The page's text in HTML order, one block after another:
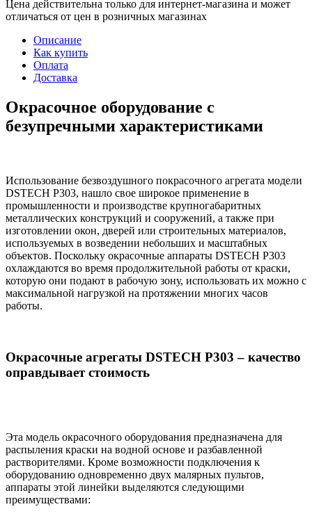
Цена действительна только для интернет-магазина и может
отличаться от цен в розничных магазинах
Описание
Как купить
Оплата
Доставка
Окрасочное оборудование с
безупречными характеристиками
Использование безвоздушного покрасочного агрегата модели
DSTECH P303, нашло свое широкое применение в
промышленности и производстве крупногабаритных
металлических конструкций и сооружений, а также при
изготовлении окон, дверей или строительных материалов,
используемых в возведении небольших и масштабных
объектов. Поскольку окрасочные аппараты DSTECH P303
охлаждаются во время продолжительной работы от краски,
которую они подают в рабочую зону, использовать их можно с
максимальной нагрузкой на протяжении многих часов
работы.
Окрасочные агрегаты DSTECH P303 – качество
оправдывает стоимость
Эта модель окрасочного оборудования предназначена для
распыления краски на водной основе и разбавленной
растворителями. Кроме возможности подключения к
оборудованию одновременно двух малярных пультов,
аппараты этой линейки выделяются следующими
преимуществами: